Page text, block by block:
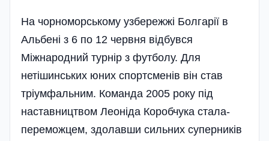
На чорноморському узбережжі Болгарії в
Альбені з 6 по 12 червня відбувся
Міжнародний турнір з футболу. Для
нетішинських юних спортсменів він став
тріумфальним. Команда 2005 року під
наставництвом Леоніда Коробчука стала­
переможцем, здолавши сильних суперників